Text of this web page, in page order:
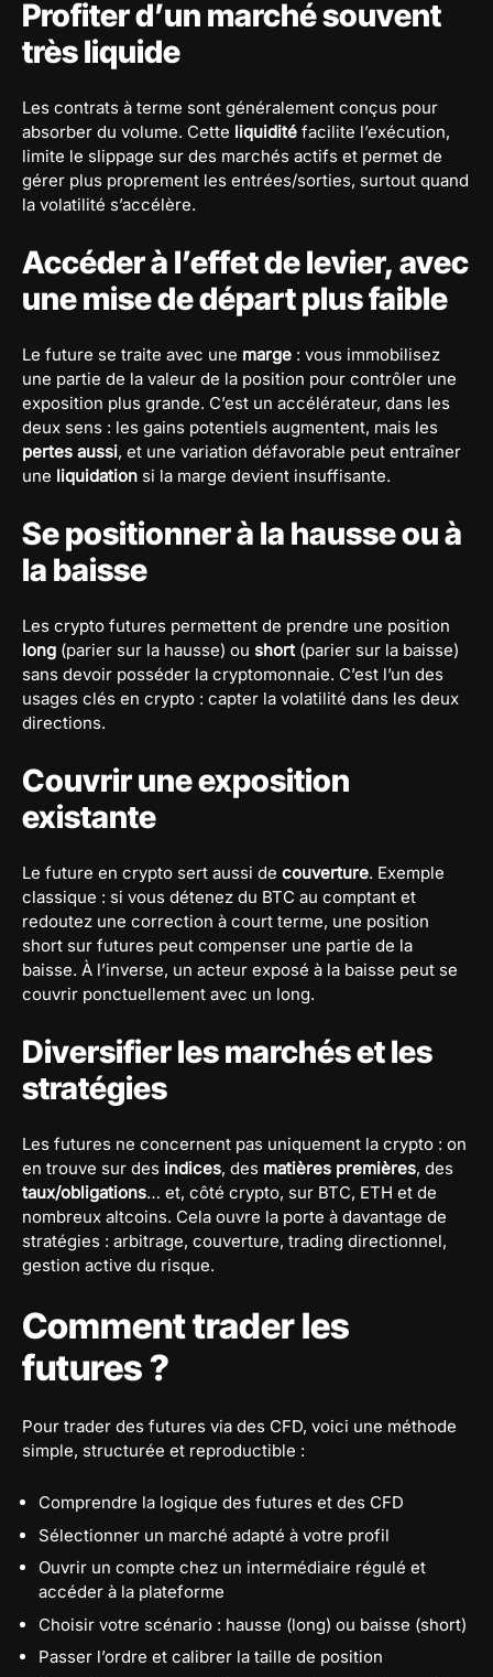
Profiter d’un marché souvent
très liquide
Les contrats à terme sont généralement conçus pour
absorber du volume. Cette liquidité facilite l’exécution,
limite le slippage sur des marchés actifs et permet de
gérer plus proprement les entrées/sorties, surtout quand
la volatilité s’accélère.
Accéder à l’effet de levier, avec
une mise de départ plus faible
Le future se traite avec une marge : vous immobilisez
une partie de la valeur de la position pour contrôler une
exposition plus grande. C’est un accélérateur, dans les
deux sens : les gains potentiels augmentent, mais les
pertes aussi, et une variation défavorable peut entraîner
une liquidation si la marge devient insuffisante.
Se positionner à la hausse ou à
la baisse
Les crypto futures permettent de prendre une position
long (parier sur la hausse) ou short(parier sur la baisse)
sans devoir posséder la cryptomonnaie. C’est l’un des
usages clés en crypto : capter la volatilité dans les deux
directions.
Couvrir une exposition
existante
Le future en crypto sert aussi de couverture. Exemple
classique : si vous détenez du BTC au comptant et
redoutez une correction à court terme, une position
short sur futures peut compenser une partie de la
baisse. À l’inverse, un acteur exposé à la baisse peut se
couvrir ponctuellement avec un long.
Diversifier les marchés et les
stratégies
Les futures ne concernent pas uniquement la crypto : on
en trouve sur des indices, des matières premières, des
taux/obligations… et, côté crypto, sur BTC, ETH et de
nombreux altcoins. Cela ouvre la porte à davantage de
stratégies : arbitrage, couverture, trading directionnel,
gestion active du risque.
Comment trader les
futures ?
Pour trader des futures via des CFD, voici une méthode
simple, structurée et reproductible :
Comprendre la logique des futures et des CFD
Sélectionner un marché adapté à votre profil
Ouvrir un compte chez un intermédiaire régulé et
accéder à la plateforme
Choisir votre scénario : hausse (long) ou baisse (short)
Passer l’ordre et calibrer la taille de position